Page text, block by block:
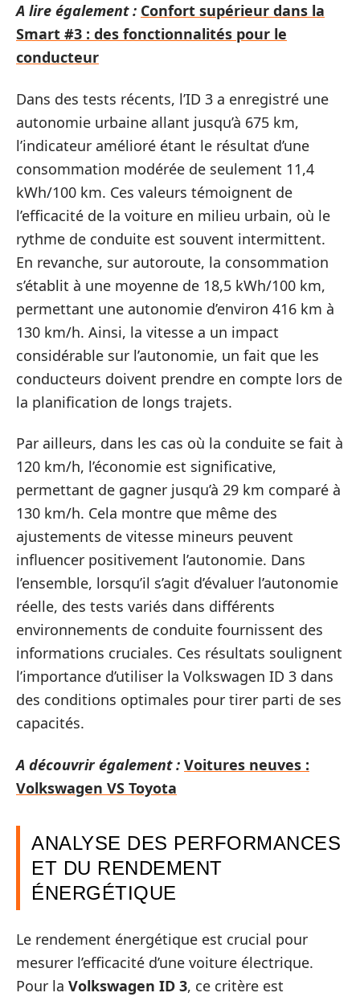
A lire également : Confort supérieur dans la
Smart #3 : des fonctionnalités pour le
conducteur
Dans des tests récents, l’ID 3 a enregistré une
autonomie urbaine allant jusqu’à 675 km,
l’indicateur amélioré étant le résultat d’une
consommation modérée de seulement 11,4
kWh/100 km. Ces valeurs témoignent de
l’efficacité de la voiture en milieu urbain, où le
rythme de conduite est souvent intermittent.
En revanche, sur autoroute, la consommation
s’établit à une moyenne de 18,5 kWh/100 km,
permettant une autonomie d’environ 416 km à
130 km/h. Ainsi, la vitesse a un impact
considérable sur l’autonomie, un fait que les
conducteurs doivent prendre en compte lors de
la planification de longs trajets.
Par ailleurs, dans les cas où la conduite se fait à
120 km/h, l’économie est significative,
permettant de gagner jusqu’à 29 km comparé à
130 km/h. Cela montre que même des
ajustements de vitesse mineurs peuvent
influencer positivement l’autonomie. Dans
l’ensemble, lorsqu’il s’agit d’évaluer l’autonomie
réelle, des tests variés dans différents
environnements de conduite fournissent des
informations cruciales. Ces résultats soulignent
l’importance d’utiliser la Volkswagen ID 3 dans
des conditions optimales pour tirer parti de ses
capacités.
A découvrir également : Voitures neuves :
Volkswagen VS Toyota
ANALYSE DES PERFORMANCES
ET DU RENDEMENT
ÉNERGÉTIQUE
Le rendement énergétique est crucial pour
mesurer l’efficacité d’une voiture électrique.
Pour la Volkswagen ID 3, ce critère est